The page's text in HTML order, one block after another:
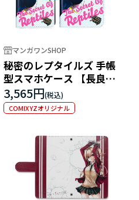
マンガワンSHOP
秘密のレプタイルズ 手帳
型スマホケース 【長良さ
んと爬虫類】
3,565円
COMIXYZオリジナル